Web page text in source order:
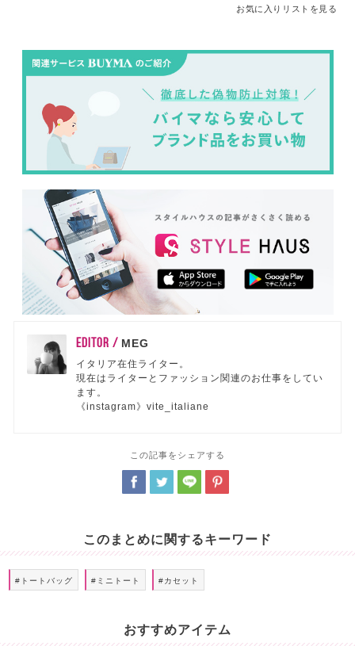
お気に入りリストを見る
EDITOR / MEG
イタリア在住ライター。
現在はライターとファッション関連のお仕事をしてい
ます。
《instagram》vite_italiane
この記事をシェアする
このまとめに関するキーワード
#トートバッグ #ミニトート #カセット
おすすめアイテム